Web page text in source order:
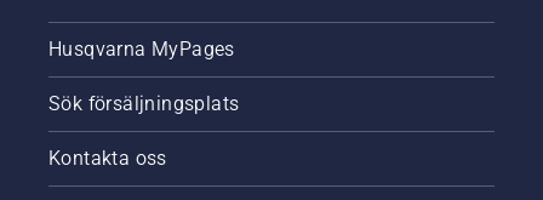
Husqvarna MyPages
Sök försäljningsplats
Kontakta oss